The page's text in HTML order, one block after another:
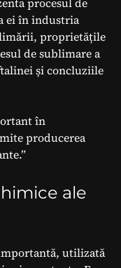
ei în industria
proprietățile
de sublimare a
și concluziile
în
producerea
ale
utilizată